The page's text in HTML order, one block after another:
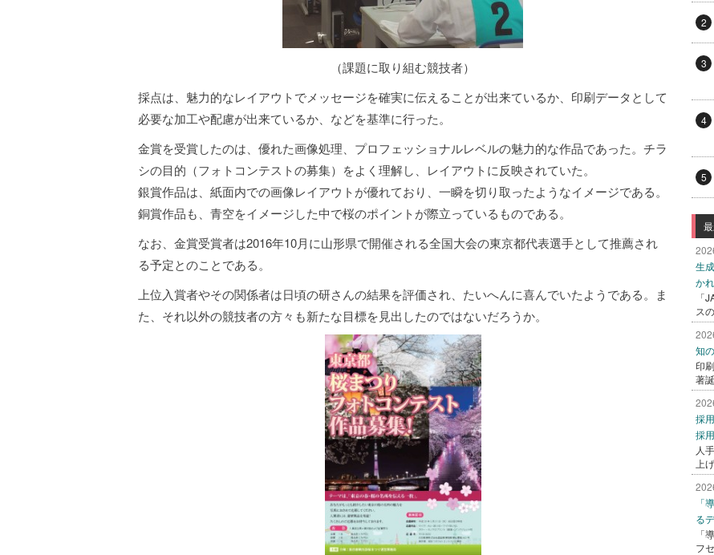
（課題に取り組む競技者）
採点は、魅力的なレイアウトでメッセージを確実に伝えることが出来ているか、印刷データとして
必要な加工や配慮が出来ているか、などを基準に行った。
金賞を受賞したのは、優れた画像処理、プロフェッショナルレベルの魅力的な作品であった。チラ
シの目的（フォトコンテストの募集）をよく理解し、レイアウトに反映されていた。
銀賞作品は、紙面内での画像レイアウトが優れており、一瞬を切り取ったようなイメージである。
銅賞作品も、青空をイメージした中で桜のポイントが際立っているものである。
なお、金賞受賞者は2016年10月に山形県で開催される全国大会の東京都代表選手として推薦され
る予定とのことである。
上位入賞者やその関係者は日頃の研さんの結果を評価され、たいへんに喜んでいたようである。ま
た、それ以外の競技者の方々も新たな目標を見出したのではないだろうか。
2
3
4
5
生
か
「
ス
知
印
著
採
採
人
上
「
る
「
フ